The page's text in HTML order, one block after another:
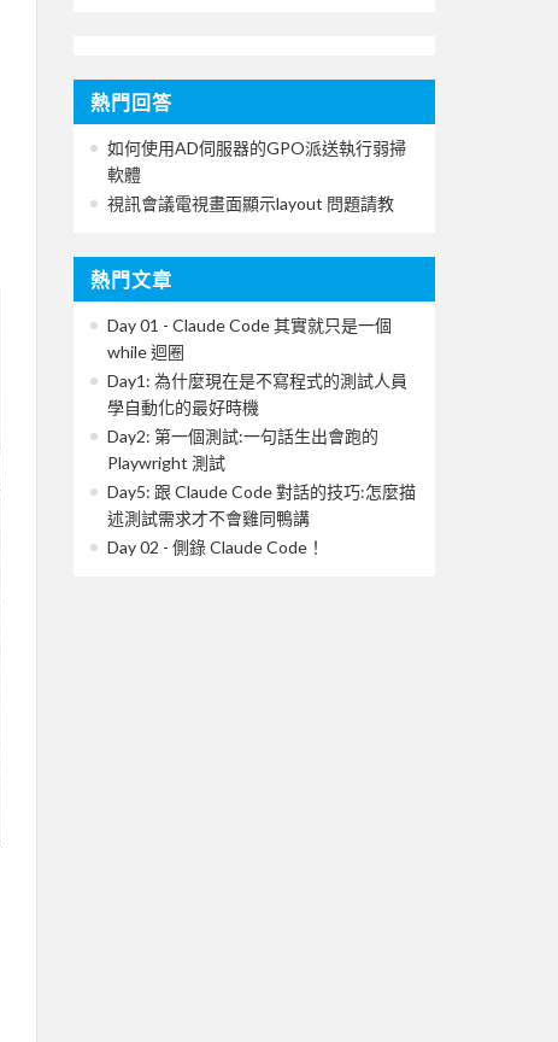
熱門回答
如何使用AD伺服器的GPO派送執行弱掃
軟體
視訊會議電視畫面顯示layout 問題請教
熱門文章
Day 01 - Claude Code 其實就只是一個
while 迴圈
Day1: 為什麼現在是不寫程式的測試人員
學自動化的最好時機
Day2: 第一個測試:一句話生出會跑的
Playwright 測試
Day5: 跟 Claude Code 對話的技巧:怎麼描
述測試需求才不會雞同鴨講
Day 02 - 側錄 Claude Code！